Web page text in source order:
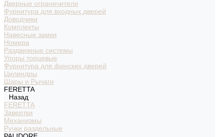
Дверные ограничители
Фурнитура для входных дверей
Доводчики
Комплекты
Навесные замки
Номера
Раздвижные системы
Упоры торцевые
Фурнитура для финских дверей
Цилиндры
Шары и Рычаги
FERETTA
Назад
FERETTA
Завертки
Механизмы
Ручки раздельные